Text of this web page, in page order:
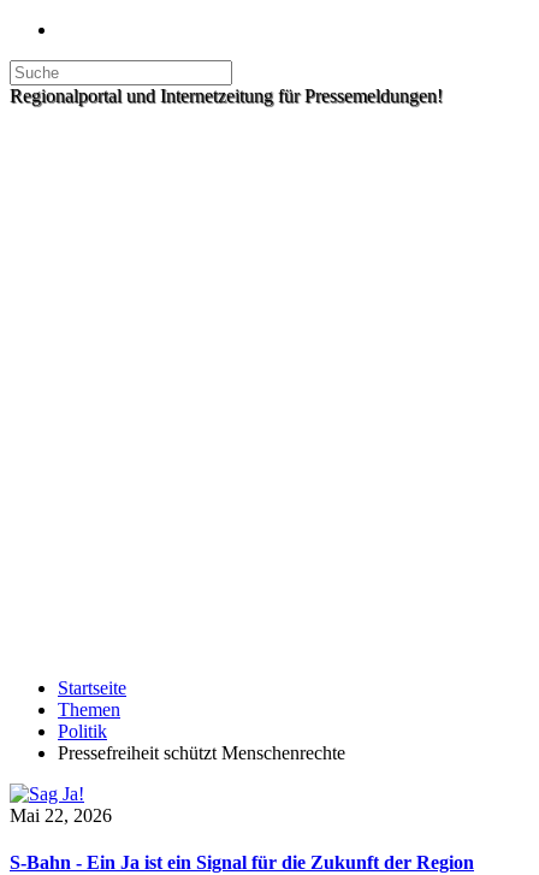
Regionalportal und Internetzeitung für Pressemeldungen!
Startseite
Themen
Politik
Pressefreiheit schützt Menschenrechte
Mai 22, 2026
S-Bahn - Ein Ja ist ein Signal für die Zukunft der Region